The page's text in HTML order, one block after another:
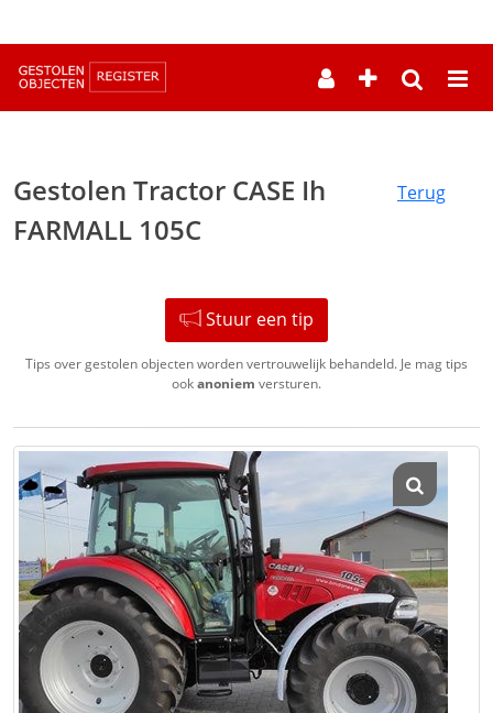
Gestolen Tractor CASE Ih
FARMALL 105C
Terug
Stuur een tip
Tips over gestolen objecten worden vertrouwelijk behandeld. Je mag tips
ookanoniem versturen.